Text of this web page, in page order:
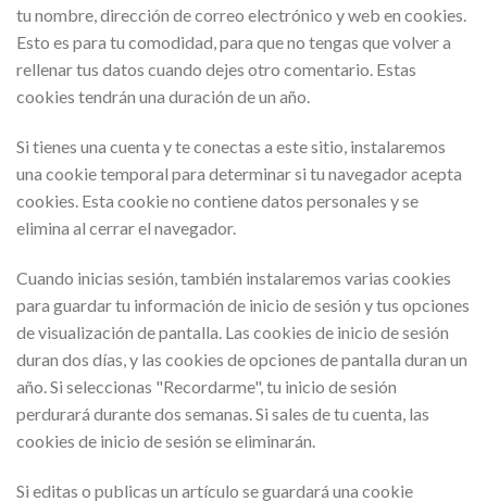
tu nombre, dirección de correo electrónico y web en cookies.
Esto es para tu comodidad, para que no tengas que volver a
rellenar tus datos cuando dejes otro comentario. Estas
cookies tendrán una duración de un año.
Si tienes una cuenta y te conectas a este sitio, instalaremos
una cookie temporal para determinar si tu navegador acepta
cookies. Esta cookie no contiene datos personales y se
elimina al cerrar el navegador.
Cuando inicias sesión, también instalaremos varias cookies
para guardar tu información de inicio de sesión y tus opciones
de visualización de pantalla. Las cookies de inicio de sesión
duran dos días, y las cookies de opciones de pantalla duran un
año. Si seleccionas "Recordarme", tu inicio de sesión
perdurará durante dos semanas. Si sales de tu cuenta, las
cookies de inicio de sesión se eliminarán.
Si editas o publicas un artículo se guardará una cookie